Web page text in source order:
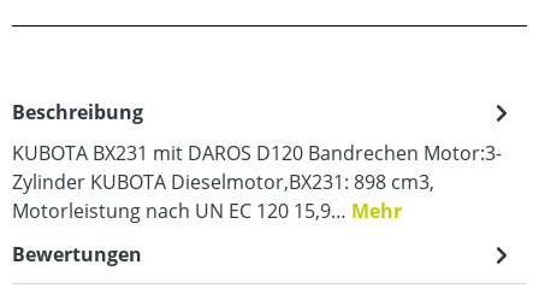
Beschreibung
KUBOTA BX231 mit DAROS D120 Bandrechen Motor:3-
Zylinder KUBOTA Dieselmotor,BX231: 898 cm3,
Motorleistung nach UN EC 120 15,9… Mehr
Bewertungen